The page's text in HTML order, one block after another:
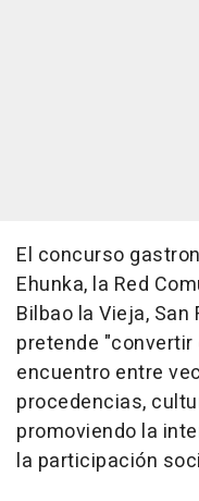
El concurso
Ehunka, la Red
Bilbao la Vieja,
pretende
encuentro entre
procedencias,
promoviendo la
la participación